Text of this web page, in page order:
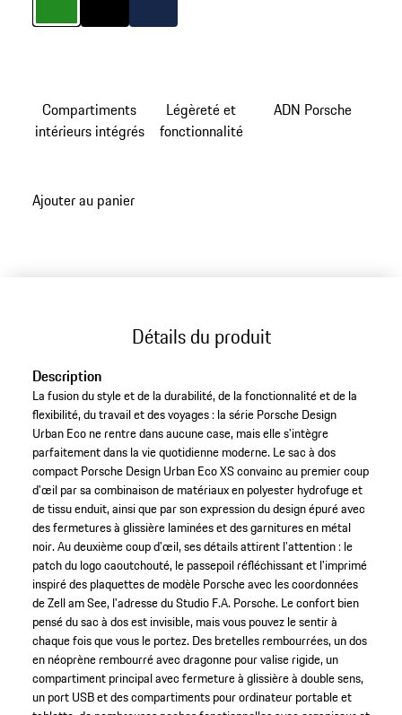
Compartiments
intérieurs intégrés
Légèreté et
fonctionnalité
ADN Porsche
Ajouter au panier
Détails du produit
Description
La fusion du style et de la durabilité, de la fonctionnalité et de la
flexibilité, du travail et des voyages : la série Porsche Design
Urban Eco ne rentre dans aucune case, mais elle s'intègre
parfaitement dans la vie quotidienne moderne. Le sac à dos
compact Porsche Design Urban Eco XS convainc au premier coup
d'œil par sa combinaison de matériaux en polyester hydrofuge et
de tissu enduit, ainsi que par son expression du design épuré avec
des fermetures à glissière laminées et des garnitures en métal
noir. Au deuxième coup d'œil, ses détails attirent l'attention : le
patch du logo caoutchouté, le passepoil réfléchissant et l'imprimé
inspiré des plaquettes de modèle Porsche avec les coordonnées
de Zell am See, l'adresse du Studio F.A. Porsche. Le confort bien
pensé du sac à dos est invisible, mais vous pouvez le sentir à
chaque fois que vous le portez. Des bretelles rembourrées, un dos
en néoprène rembourré avec dragonne pour valise rigide, un
compartiment principal avec fermeture à glissière à double sens,
un port USB et des compartiments pour ordinateur portable et